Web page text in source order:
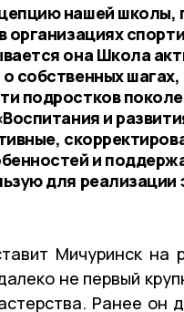
нашей
организациях
она Школа
шагах,
подростков
и
и
для реализации
Мичуринск на
не первый
Ранее он